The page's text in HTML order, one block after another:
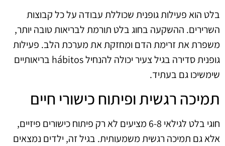
בלט הוא פעילות גופנית שכוללת עבודה על כל קבוצות
השרירים. ההשקעה בחוג בלט תורמת לבריאות טובה יותר,
משפרת את זרימת הדם ומחזקת את מערכת הלב. פעילות
גופנית סדירה בגיל צעיר יכולה להנחיל hábitos בריאותיים
שימשיכו גם בעתיד.
תמיכה רגשית ופיתוח כישורי חיים
חוגי בלט לגילאי 6-8 מציעים לא רק פיתוח כישורים פיזיים,
אלא גם תמיכה רגשית משמעותית. בגיל זה, ילדים נמצאים